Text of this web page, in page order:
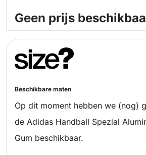
Geen prijs
Beschikbare maten
Op dit moment hebben we (nog)
de Adidas Handball Spezial
Gum beschikbaar.